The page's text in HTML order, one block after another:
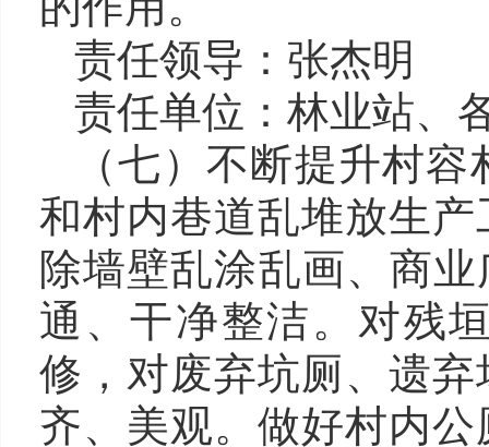
责任领导： 张杰明
责任单位： 林业站、
（七）不断提升村
和村内巷道乱堆放生
除墙壁乱涂乱画、商
通、干净整洁。 对残
修，对废弃坑厕、 遗弃
齐、美观。做好村内